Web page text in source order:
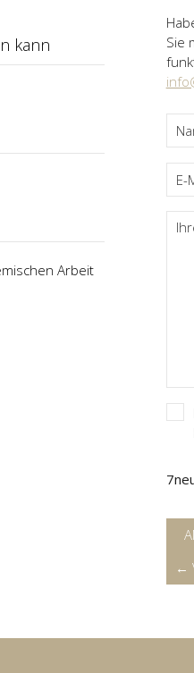
Sie
7
←
kann
Arbeit